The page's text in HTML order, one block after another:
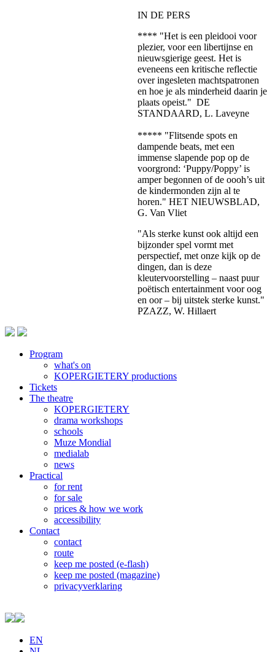
IN DE PERS
**** "Het is een pleidooi voor
plezier, voor een libertijnse en
nieuwsgierige geest. Het is
eveneens een kritische reflectie
over ingesleten machtspatronen
en hoe je als minderheid daarin je
plaats opeist." DE
STANDAARD, L. Laveyne
***** "Flitsende spots en
dampende beats, met een
immense slapende pop op de
voorgrond: ‘Puppy/Poppy’ is
amper begonnen of de oooh’s uit
de kindermonden zijn al te
horen." HET NIEUWSBLAD,
G. Van Vliet
"Als sterke kunst ook altijd een
bijzonder spel vormt met
perspectief, met onze kijk op de
dingen, dan is deze
kleutervoorstelling – naast puur
poëtisch entertainment voor oog
en oor – bij uitstek sterke kunst."
PZAZZ, W. Hillaert
Footer
Program
what's on
KOPERGIETERY productions
Tickets
The theatre
KOPERGIETERY
drama workshops
schools
Muze Mondial
medialab
news
Practical
for rent
for sale
prices & how we work
accessibility
Contact
contact
route
keep me posted (e-flash)
keep me posted (magazine)
privacyverklaring
EN